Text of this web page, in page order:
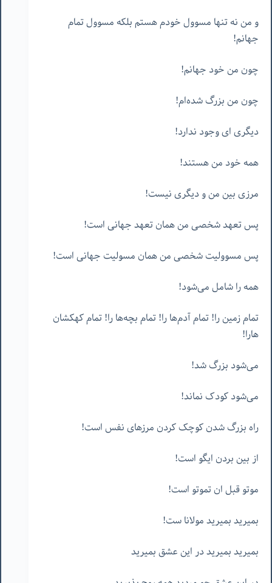
و من نه تنها مسوول خودم هستم بلکه مسوول تمام
جهانم!
چون من خود جهانم!
چون من بزرگ شده‌ام!
دیگری ای وجود ندارد!
همه خود من هستند!
مرزی بین من و دیگری نیست!
پس تعهد شخصی من همان تعهد جهانی است!
پس مسوولیت شخصی من همان مسولیت جهانی است!
همه را شامل می‌شود!
تمام زمین را! تمام آدم‌ها را! تمام بچه‌ها را! تمام کهکشان
هارا!
می‌شود بزرگ شد!
می‌شود کودک نماند!
راه بزرگ شدن کوچک کردن مرزهای نفس است!
از بین بردن ایگو است!
موتو قبل ان تموتو است!
بمیرید بمیرید مولانا ست!
بمیرید بمیرید در این عشق بمیرید